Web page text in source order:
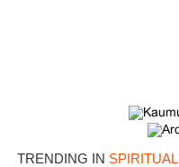
TRENDING IN SPIRITUAL